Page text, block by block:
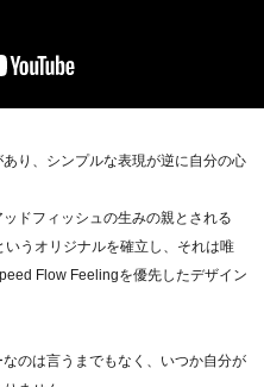
り、シンプルな表現が逆に自分の心
ドフィッシュの生みの親とされる
いうオリジナルを確立し、それは唯
Flow Feelingを優先したデザイン
のは言うまでもなく、いつか自分が